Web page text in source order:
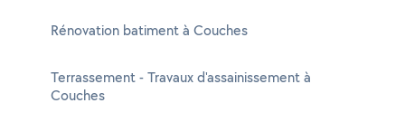
Rénovation batiment à Couches
Terrassement - Travaux d'assainissement à
Couches